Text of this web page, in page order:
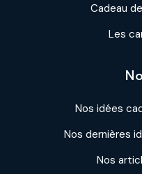
Cadeau
Les
Nos idées
Nos dernières
Nos